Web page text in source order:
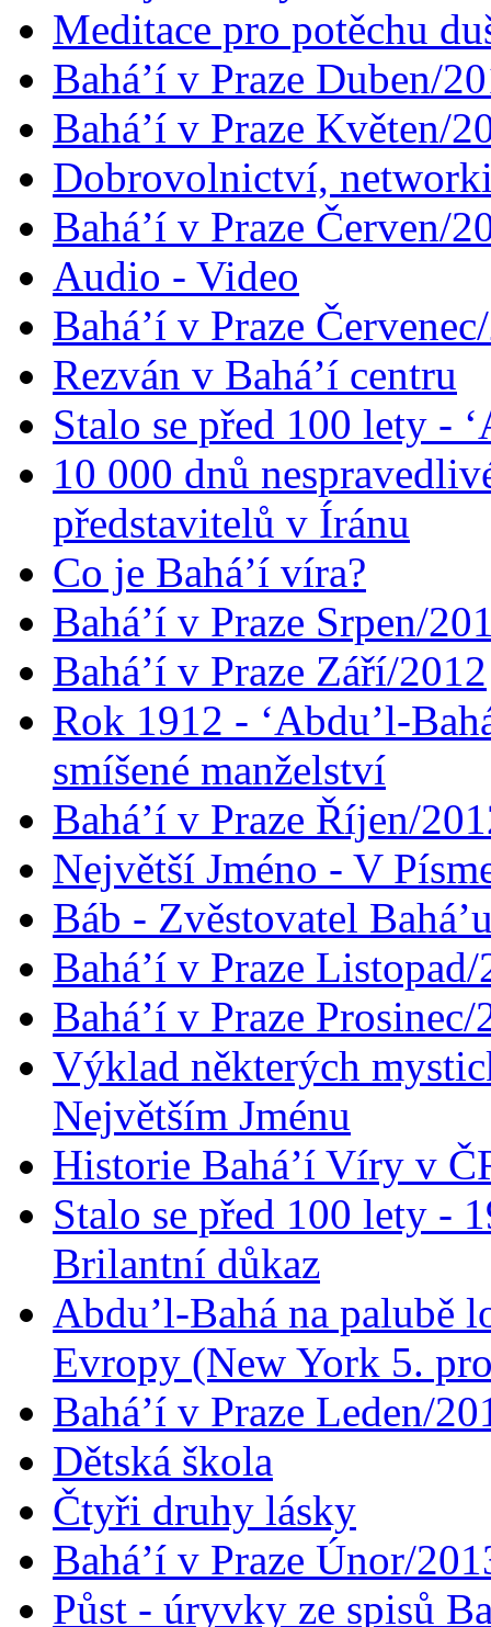
Meditace pro potěchu
Bahá’í v Praze Duben/
Bahá’í v Praze Květen/
Dobrovolnictví,
Bahá’í v Praze Červen/
Audio - Video
Bahá’í v Praze
Rezván v Bahá’í centru
Stalo se před 100 lety -
10 000 dnů
představitelů v Íránu
Co je Bahá’í víra?
Bahá’í v Praze Srpen/
Bahá’í v Praze Září/2012
Rok 1912 - ‘Abdu’l-
smíšené manželství
Bahá’í v Praze Říjen/
Největší Jméno - V
Báb - Zvěstovatel
Bahá’í v Praze
Bahá’í v Praze Prosinec/
Výklad některých
Největším Jménu
Historie Bahá’í Víry v
Stalo se před 100 lety -
Brilantní důkaz
Abdu’l-Bahá na palubě
Evropy (New York 5.
Bahá’í v Praze Leden/
Dětská škola
Čtyři druhy lásky
Bahá’í v Praze Únor/
Půst - úryvky ze spisů